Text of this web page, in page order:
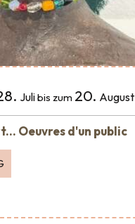
Julibis zum 20. August
Oeuvres d'un public